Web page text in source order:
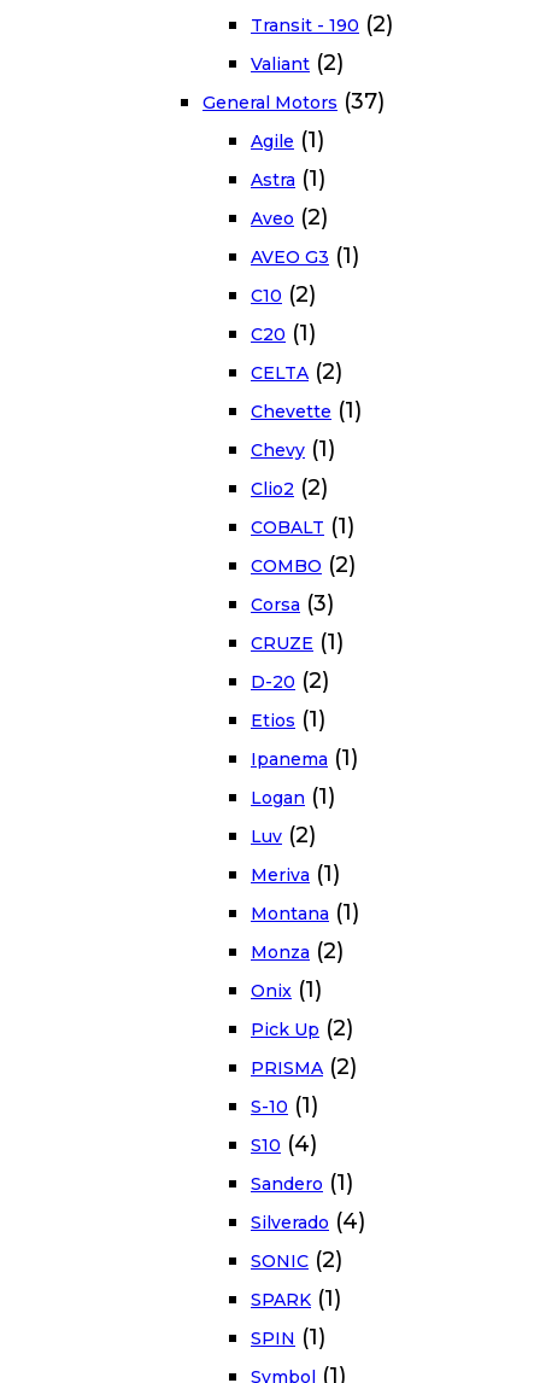
Transit - 190 (2)
Valiant (2)
General Motors (37)
Agile (1)
Astra (1)
Aveo (2)
AVEO G3 (1)
C10 (2)
C20 (1)
CELTA (2)
Chevette (1)
Chevy (1)
Clio2 (2)
COBALT (1)
COMBO (2)
Corsa (3)
CRUZE (1)
D-20 (2)
Etios (1)
Ipanema (1)
Logan (1)
Luv (2)
Meriva (1)
Montana (1)
Monza (2)
Onix (1)
Pick Up (2)
PRISMA (2)
S-10 (1)
S10 (4)
Sandero (1)
Silverado (4)
SONIC (2)
SPARK (1)
SPIN (1)
Symbol (1)